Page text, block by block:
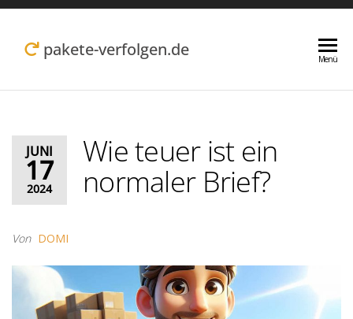
Zum
Inhalt pakete-verfolgen.de Menü
JUNI
17
2024
Wie teuer ist ein
normaler Brief?
Von DOMI